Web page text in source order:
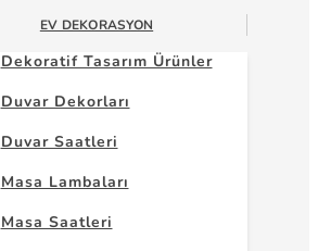
EV DEKORASYON
Dekoratif Tasarım Ürünler
Duvar Dekorları
Duvar Saatleri
Masa Lambaları
Masa Saatleri